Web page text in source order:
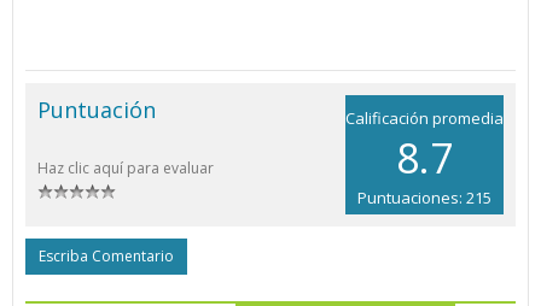
Calificación promedia
8.7
Puntuaciones: 215
Puntuación
Haz clic aquí para evaluar
Escriba Comentario